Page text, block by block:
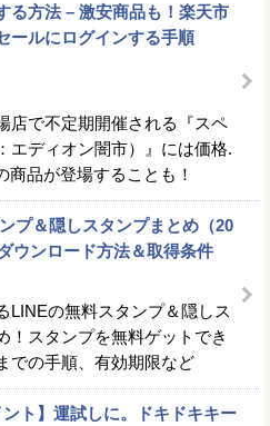
る方法 – 激安商品も！楽天市
ールにログインする手順
店で不定期開催される『スペ
エディオン闇市）』には価格.
商品が登場することも！
プ＆隠しスタンプまとめ（20
ウンロード方法＆取得条件
LINEの無料スタンプ＆隠しス
！スタンプを無料ゲットでき
での手順、有効期限など
ント】運試しに。ドキドキキー